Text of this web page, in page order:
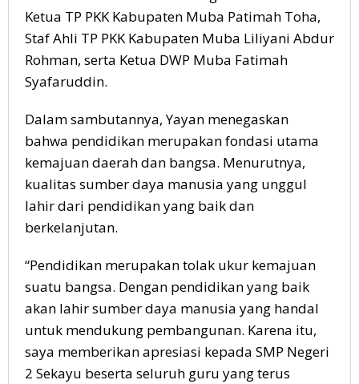
Ketua TP PKK Kabupaten Muba Patimah Toha,
Staf Ahli TP PKK Kabupaten Muba Liliyani Abdur
Rohman, serta Ketua DWP Muba Fatimah
Syafaruddin.
Dalam sambutannya, Yayan menegaskan
bahwa pendidikan merupakan fondasi utama
kemajuan daerah dan bangsa. Menurutnya,
kualitas sumber daya manusia yang unggul
lahir dari pendidikan yang baik dan
berkelanjutan.
“Pendidikan merupakan tolak ukur kemajuan
suatu bangsa. Dengan pendidikan yang baik
akan lahir sumber daya manusia yang handal
untuk mendukung pembangunan. Karena itu,
saya memberikan apresiasi kepada SMP Negeri
2 Sekayu beserta seluruh guru yang terus